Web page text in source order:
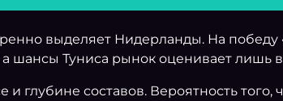
выделяет Нидерланды. На
а шансы Туниса рынок оценивает лишь в
и глубине составов. Вероятность